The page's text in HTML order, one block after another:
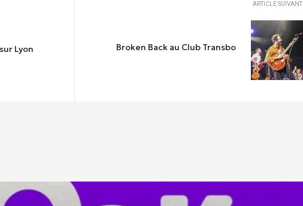
Lyon
ARTICLE SUIVANT
Broken Back au Club Transbo